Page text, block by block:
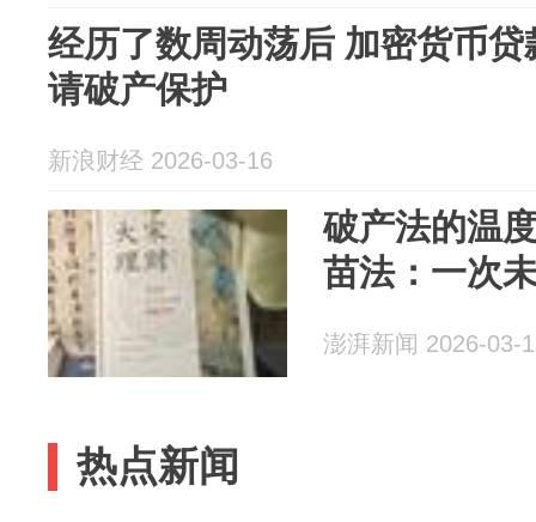
经历了数周动荡后 加密货币
请破产保护
新浪财经 2026-03-16
破产法的温
苗法：一次
澎湃新闻 2026-03-
热点新闻